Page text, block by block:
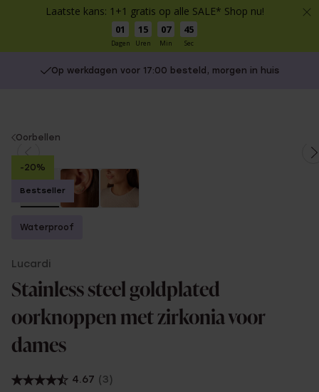
Laatste kans: 1+1 gratis op alle SALE* Shop nu!
01
Dagen
15
Uren
07
Min
45
Sec
Op werkdagen voor 17:00 besteld, morgen in huis
You
are
here:
Oorbellen
-20%
Bestseller
Waterproof
Lucardi
Stainless steel goldplated
oorknoppen met zirkonia voor
dames
4.67 (3)